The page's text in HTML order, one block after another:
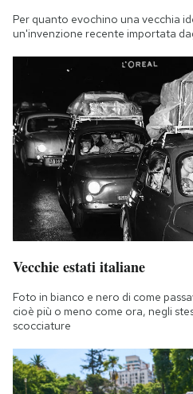
Per quanto evochino una vecchia
un'invenzione recente importata
Vecchie estati italiane
Foto in bianco e nero di come
cioè più o meno come ora, negli
scocciature